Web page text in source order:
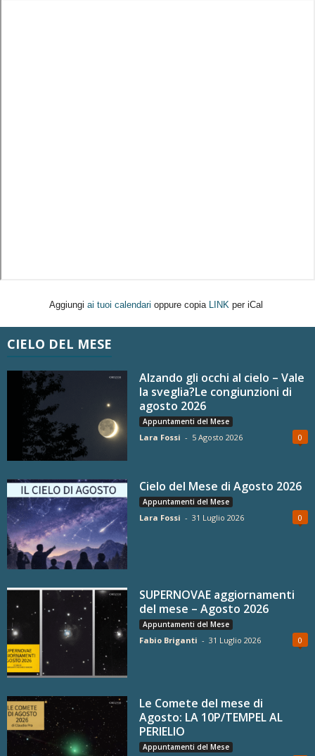
Aggiungi ai tuoi calendari oppure copia LINK per iCal
CIELO DEL MESE
Alzando gli occhi al cielo – Vale
la sveglia?Le congiunzioni di
agosto 2026
Appuntamenti del Mese
Lara Fossi - 5 Agosto 2026 0
Cielo del Mese di Agosto 2026
Appuntamenti del Mese
Lara Fossi - 31 Luglio 2026 0
SUPERNOVAE aggiornamenti
del mese – Agosto 2026
Appuntamenti del Mese
Fabio Briganti - 31 Luglio 2026 0
Le Comete del mese di
Agosto: LA 10P/TEMPEL AL
PERIELIO
Appuntamenti del Mese